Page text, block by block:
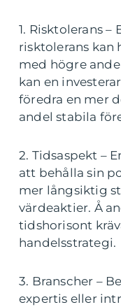
1. Risktolerans –
risktolerans kan
med högre
kan en
föredra en mer
andel stabila
2. Tidsaspekt –
att behålla sin
mer långsiktig
värdeaktier. Å
tidshorisont
handelsstrategi.
3. Branscher –
expertis eller